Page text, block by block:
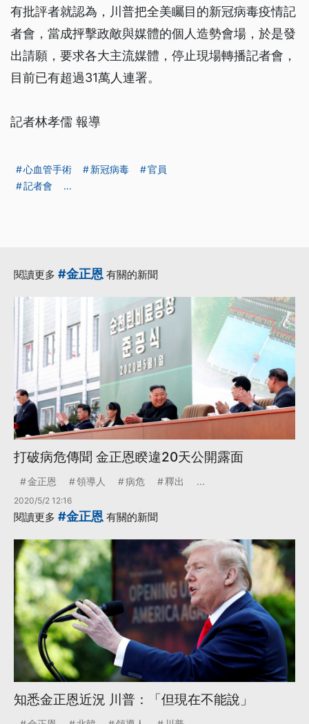
有批評者就認為，川普把全美矚目的新冠病毒疫情記
者會，當成抨擊政敵與媒體的個人造勢會場，於是發
出請願，要求各大主流媒體，停止現場轉播記者會，
目前已有超過31萬人連署。
記者林孝儒 報導
心血管手術 新冠病毒
官員
記者會
...
閱讀更多 #金正恩 有關的新聞
打破病危傳聞 金正恩睽違20天公開露面
金正恩 領導人 病危 釋出 ...
2020/5/2 12:16
閱讀更多 #金正恩 有關的新聞
知悉金正恩近況 川普：「但現在不能說」